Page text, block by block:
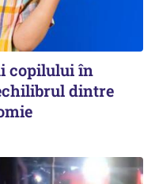
copilului în
dintre